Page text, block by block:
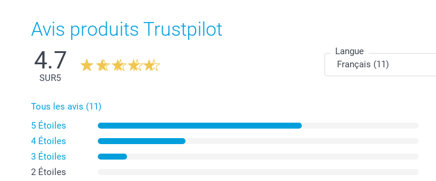
Avis produits Trustpilot
4.7
SUR5
Langue
Tous les avis (11)
5 Étoiles
4 Étoiles
3 Étoiles
2 Étoiles